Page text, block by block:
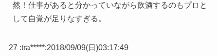
然！仕事があると分かっていながら飲酒するのもプロと
して自覚が足りなすぎる。
27 :tra*****:2018/09/09(日)03:17:49